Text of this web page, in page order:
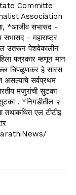
Committe
Association
*आजीव सभासद -
- महाराष्ट्र
उतरून पेशवेकालीन
पत्रकार म्हणून मान
चिपळूणकर हे सारस
असल्याचे सर्वप्रथम
मजुरांची सुटका
. *निगडीतील २
तथाकथित एल टीटीइ